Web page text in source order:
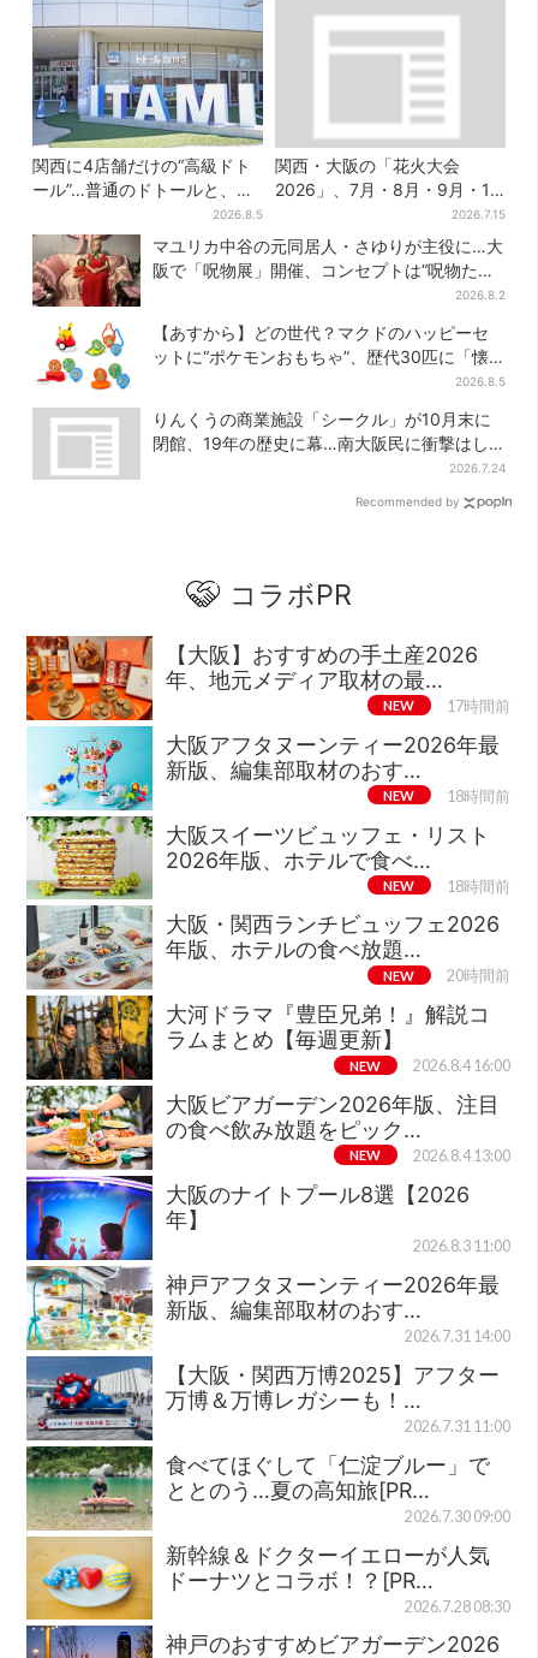
関西に4店舗だけの“高級ドト
ール”…普通のドトールと、何
が違う？コーヒーは約2倍の
600円
2026.8.5
関西・大阪の「花火大会
2026」、7月・8月・9月・10
2026.7.15
マユリカ中谷の元同居人・さゆりが主役に…大
阪で「呪物展」開催、コンセプトは“呪物たち
2026.8.2
【あすから】どの世代？マクドのハッピーセ
ットに“ポケモンおもちゃ”、歴代30匹に「懐
2026.8.5
りんくうの商業施設「シークル」が10月末に
閉館、19年の歴史に幕…南大阪民に衝撃はし
2026.7.24
Recommended by
コラボPR
【大阪】おすすめの手土産2026
年、地元メディア取材の最…
NEW 17時間前
大阪アフタヌーンティー2026年最
新版、編集部取材のおす…
NEW 18時間前
大阪スイーツビュッフェ・リスト
2026年版、ホテルで食べ…
NEW 18時間前
大阪・関西ランチビュッフェ2026
年版、ホテルの食べ放題…
NEW 20時間前
大河ドラマ『豊臣兄弟！』解説コ
ラムまとめ【毎週更新】
NEW 2026.8.4 16:00
大阪ビアガーデン2026年版、注目
の食べ飲み放題をピック…
NEW 2026.8.4 13:00
大阪のナイトプール8選【2026
年】
2026.8.3 11:00
神戸アフタヌーンティー2026年最
新版、編集部取材のおす…
2026.7.31 14:00
【大阪・関西万博2025】アフター
万博＆万博レガシーも！…
2026.7.31 11:00
食べてほぐして「仁淀ブルー」で
ととのう…夏の高知旅[PR…
2026.7.30 09:00
新幹線＆ドクターイエローが人気
ドーナツとコラボ！？[PR…
2026.7.28 08:30
神戸のおすすめビアガーデン2026